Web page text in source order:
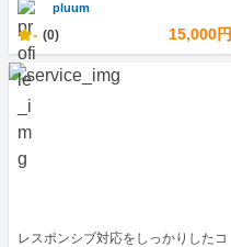
pluum
- (0) 15,000円
レスポンシブ対応をしっかりしたコ